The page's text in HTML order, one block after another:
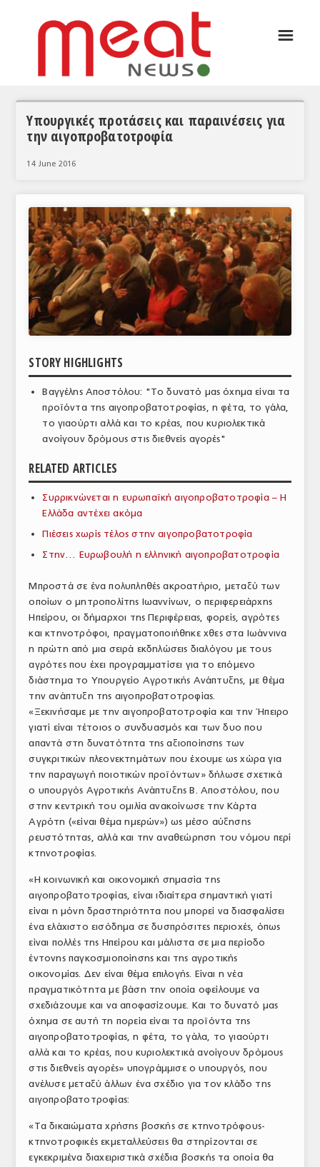
ΣΥΝΕΝΤΕΥΞΕΙΣ
ΘΕΜΑΤΑ
ΚΟΣΜΟΣ
ΕΙΔΗΣΕΙΣ
ΕΥΡΩΠΑΪΚΕΣ ΑΠΟΦΑΣΕΙΣ
ΘΕΜΑΤΑ
ΕΜΠΟΡΙΚΟΣ ΚΑΤΑΛΟΓΟΣ
ΠΑΡΑΓΩΓΗ & ΕΜΠΟΡΙΑ
ΣΦΑΓΕΙΑ
ΕΞΟΠΛΙΣΜΟΣ
ΥΠΗΡΕΣΙΕΣ
ΕΜΠΟΡΙΚΟΙ ΑΝΤΙΠΡΟΣΩΠΟΙ
ΕΛΛΗΝΙΚΗ ΝΟΜΟΘΕΣΙΑ
ΕΥΡΩΠΑΪΚΗ ΝΟΜΟΘΕΣΙΑ
ΤΟ ΠΕΡΙΟΔΙΚΟ
Profile
ΑΡΧΕΙΟ ΤΕΥΧΩΝ
ΣΥΝΕΔΡΙΟ ΚΡΕΑΤΟΣ
☰
Υπουργικές προτάσεις και παραινέσεις για
την αιγοπροβατοτροφία
14 June 2016
STORY HIGHLIGHTS
Βαγγέλης Αποστόλου: "Το δυνατό μας όχημα είναι τα
προϊόντα της αιγοπροβατοτροφίας, η φέτα, το γάλα,
το γιαούρτι αλλά και το κρέας, που κυριολεκτικά
ανοίγουν δρόμους στις διεθνείς αγορές"
RELATED ARTICLES
Συρρικνώνεται η ευρωπαϊκή αιγοπροβατοτροφία – Η
Ελλάδα αντέχει ακόμα
Πιέσεις χωρίς τέλος στην αιγοπροβατοτροφία
Στην… Ευρωβουλή η ελληνική αιγοπροβατοτροφία
Μπροστά σε ένα πολυπληθές ακροατήριο, μεταξύ των
οποίων ο μητροπολίτης Ιωαννίνων, ο περιφερειάρχης
Ηπείρου, οι δήμαρχοι της Περιφέρειας, φορείς, αγρότες
και κτηνοτρόφοι, πραγματοποιήθηκε χθες στα Ιωάννινα
η πρώτη από μια σειρά εκδηλώσεις διαλόγου με τους
αγρότες που έχει προγραμματίσει για το επόμενο
διάστημα το Υπουργείο Αγροτικής Ανάπτυξης, με θέμα
την ανάπτυξη της αιγοπροβατοτροφίας.
«Ξεκινήσαμε με την αιγοπροβατοτροφία και την Ήπειρο
γιατί είναι τέτοιος ο συνδυασμός και των δυο που
απαντά στη δυνατότητα της αξιοποίησης των
συγκριτικών πλεονεκτημάτων που έχουμε ως χώρα για
την παραγωγή ποιοτικών προϊόντων» δήλωσε σχετικά
ο υπουργός Αγροτικής Ανάπτυξης Β. Αποστόλου, που
στην κεντρική του ομιλία ανακοίνωσε την Κάρτα
Αγρότη («είναι θέμα ημερών») ως μέσο αύξησης
ρευστότητας, αλλά και την αναθεώρηση του νόμου περί
κτηνοτροφίας.
«Η κοινωνική και οικονομική σημασία της
αιγοπροβατοτροφίας, είναι ιδιαίτερα σημαντική γιατί
είναι η μόνη δραστηριότητα που μπορεί να διασφαλίσει
ένα ελάχιστο εισόδημα σε δυσπρόσιτες περιοχές, όπως
είναι πολλές της Ηπείρου και μάλιστα σε μια περίοδο
έντονης παγκοσμιοποίησης και της αγροτικής
οικονομίας. Δεν είναι θέμα επιλογής. Είναι η νέα
πραγματικότητα με βάση την οποία οφείλουμε να
σχεδιάζουμε και να αποφασίζουμε. Και το δυνατό μας
όχημα σε αυτή τη πορεία είναι τα προϊόντα της
αιγοπροβατοτροφίας, η φέτα, το γάλα, το γιαούρτι
αλλά και το κρέας, που κυριολεκτικά ανοίγουν δρόμους
στις διεθνείς αγορές» υπογράμμισε ο υπουργός, που
ανέλυσε μεταξύ άλλων ένα σχέδιο για τον κλάδο της
αιγοπροβατοτροφίας:
«Τα δικαιώματα χρήσης βοσκής σε κτηνοτρόφους-
κτηνοτροφικές εκμεταλλεύσεις θα στηρίζονται σε
εγκεκριμένα διαχειριστικά σχέδια βοσκής τα οποία θα